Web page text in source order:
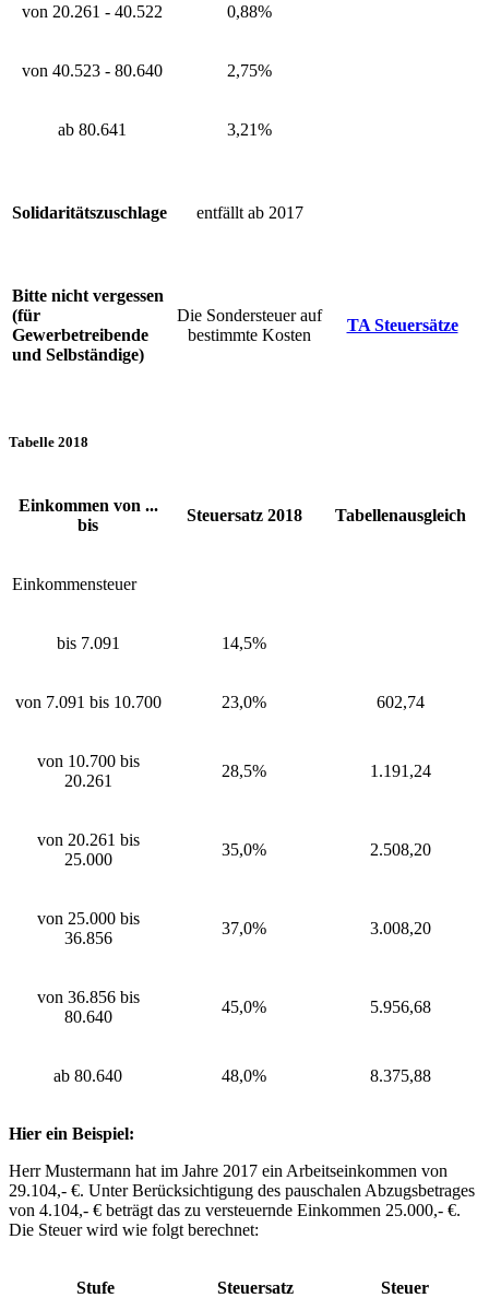
von 20.261 - 40.522 0,88%
von 40.523 - 80.640 2,75%
ab 80.641 3,21%
Solidaritätszuschlage entfällt ab 2017
Bitte nicht vergessen
(für
Gewerbetreibende
und Selbständige)
Die Sondersteuer auf
bestimmte Kosten
TA Steuersätze
Tabelle 2018
Einkommen von ...
bis
Steuersatz 2018 Tabellenausgleich
Einkommensteuer
bis 7.091 14,5%
von 7.091 bis 10.700 23,0% 602,74
von 10.700 bis
20.261
28,5% 1.191,24
von 20.261 bis
25.000
35,0% 2.508,20
von 25.000 bis
36.856
37,0% 3.008,20
von 36.856 bis
80.640
45,0% 5.956,68
ab 80.640 48,0% 8.375,88
Hier ein Beispiel:
Herr Mustermann hat im Jahre 2017 ein Arbeitseinkommen von
29.104,- €. Unter Berücksichtigung des pauschalen Abzugsbetrages
von 4.104,- € beträgt das zu versteuernde Einkommen 25.000,- €.
Die Steuer wird wie folgt berechnet:
Stufe Steuersatz Steuer